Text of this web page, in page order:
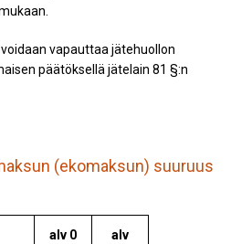
vapauttaa jätehuollon
päätöksellä jätelain 81 §:n
(ekomaksun) suuruus
alv 0
alv